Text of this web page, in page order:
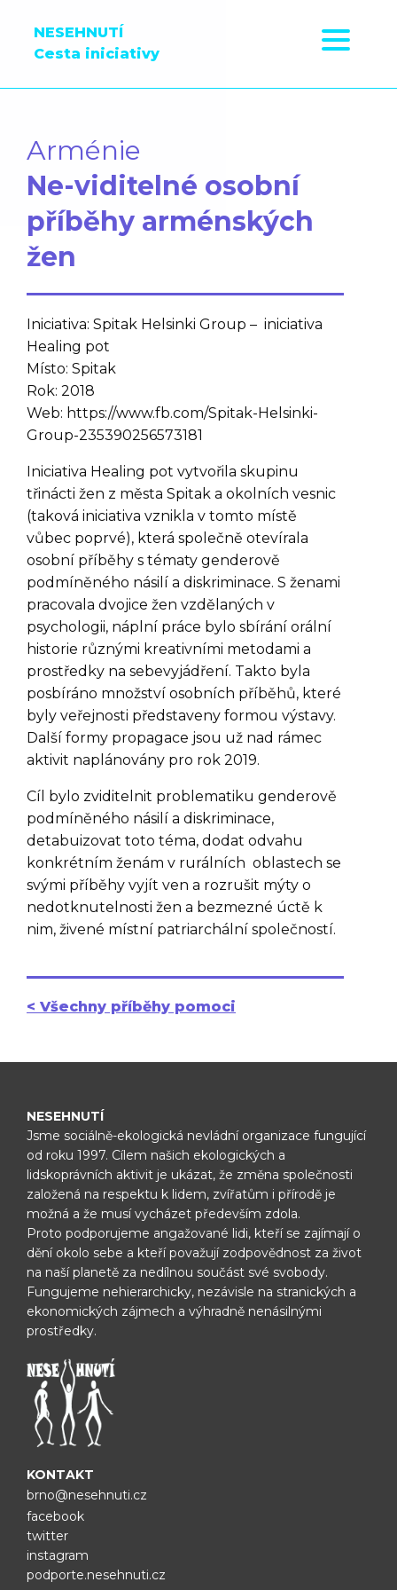
NESEHNUTÍ
Cesta iniciativy
Arménie
Ne-viditelné osobní
příběhy arménských
žen
Iniciativa: Spitak Helsinki Group – iniciativa
Healing pot
Místo: Spitak
Rok: 2018
Web: https://www.fb.com/Spitak-Helsinki-
Group-235390256573181
Iniciativa Healing pot vytvořila skupinu
třinácti žen z města Spitak a okolních vesnic
(taková iniciativa vznikla v tomto místě
vůbec poprvé), která společně otevírala
osobní příběhy s tématy genderově
podmíněného násilí a diskriminace. S ženami
pracovala dvojice žen vzdělaných v
psychologii, náplní práce bylo sbírání orální
historie různými kreativními metodami a
prostředky na sebevyjádření. Takto byla
posbíráno množství osobních příběhů, které
byly veřejnosti představeny formou výstavy.
Další formy propagace jsou už nad rámec
aktivit naplánovány pro rok 2019.
Cíl bylo zviditelnit problematiku genderově
podmíněného násilí a diskriminace,
detabuizovat toto téma, dodat odvahu
konkrétním ženám v rurálních oblastech se
svými příběhy vyjít ven a rozrušit mýty o
nedotknutelnosti žen a bezmezné úctě k
nim, živené místní patriarchální společností.
< Všechny příběhy pomoci
NESEHNUTÍ
Jsme sociálně-ekologická nevládní organizace fungující
od roku 1997. Cílem našich ekologických a
lidskoprávních aktivit je ukázat, že změna společnosti
založená na respektu k lidem, zvířatům i přírodě je
možná a že musí vycházet především zdola.
Proto podporujeme angažované lidi, kteří se zajímají o
dění okolo sebe a kteří považují zodpovědnost za život
na naší planetě za nedílnou součást své svobody.
Fungujeme nehierarchicky, nezávisle na stranických a
ekonomických zájmech a výhradně nenásilnými
prostředky.
KONTAKT
brno@nesehnuti.cz
facebook
twitter
instagram
podporte.nesehnuti.cz